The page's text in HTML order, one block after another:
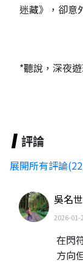
迷藏》，卻
*聽說，深夜
評論
展開所有評論
吳名世
2026-01-
在閃
方向